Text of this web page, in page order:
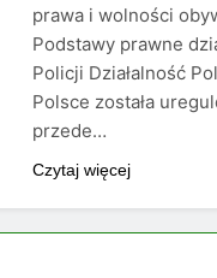
prawa i wolności
Podstawy prawne
Policji Działalność
Polsce została
przede…
Czytaj więcej